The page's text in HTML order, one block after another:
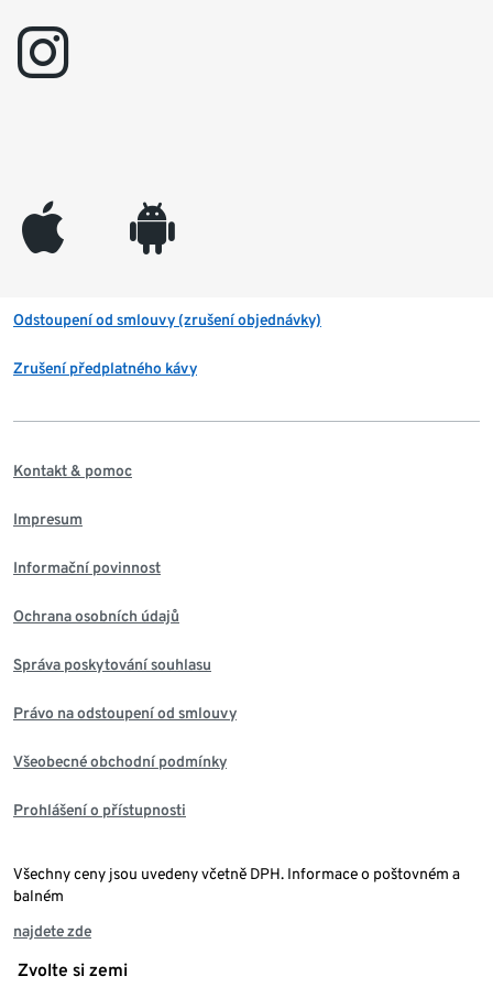
instagram
appleinc android
Odstoupení od smlouvy (zrušení objednávky)
Zrušení předplatného kávy
Kontakt & pomoc
Impresum
Informační povinnost
Ochrana osobních údajů
Správa poskytování souhlasu
Právo na odstoupení od smlouvy
Všeobecné obchodní podmínky
Prohlášení o přístupnosti
Všechny ceny jsou uvedeny včetně DPH. Informace o poštovném a
balném
najdete zde
Zvolte si zemi